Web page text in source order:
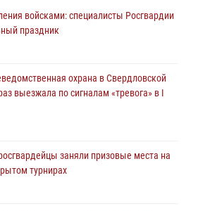
погибшего офицера милиции
поддержали росгвардейцев в зоне СВО
завоевали медали на окружном
единоборству
войсками: специалисты Росгвардии
праздник
охрана в Свердловской
выезжала по сигналам «тревога» в I
заняли призовые места на
турнирах